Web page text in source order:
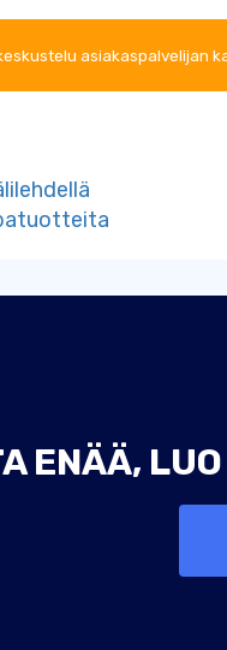
asiakaspalvelijan
ENÄÄ,